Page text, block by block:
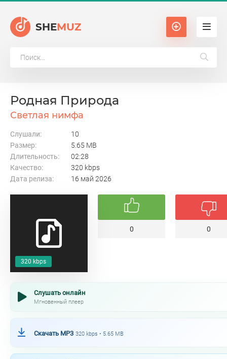
SHEMUZ
320 kbps
Родная Природа
Светлая нимфа
Слушали:
10
Размер:
5.65 MB
Длительность:
02:28
Качество:
320 kbps
Дата релиза:
16 май 2026
0 0
Слушать онлайн
Мгновенный плеер
Скачать MP3 320 kbps • 5.65 MB